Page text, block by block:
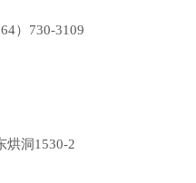
）730-3109
烘洞1530-2